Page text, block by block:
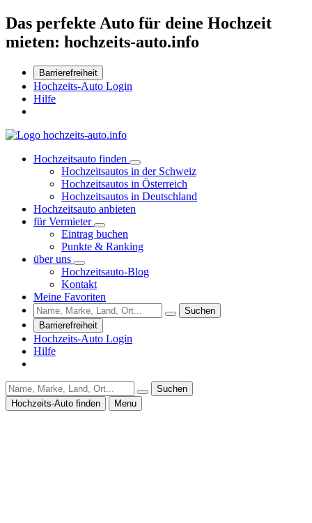
Das perfekte Auto für deine Hochzeit
mieten: hochzeits-auto.info
Barrierefreiheit
Hochzeits-Auto Login
Hilfe
Hochzeitsauto finden
Hochzeitsautos in der Schweiz
Hochzeitsautos in Österreich
Hochzeitsautos in Deutschland
Hochzeitsauto anbieten
für Vermieter
Eintrag buchen
Punkte & Ranking
über uns
Hochzeitsauto-Blog
Kontakt
Meine Favoriten
Suchen
Barrierefreiheit
Hochzeits-Auto Login
Hilfe
Suchen
Hochzeits-Auto finden
Menu